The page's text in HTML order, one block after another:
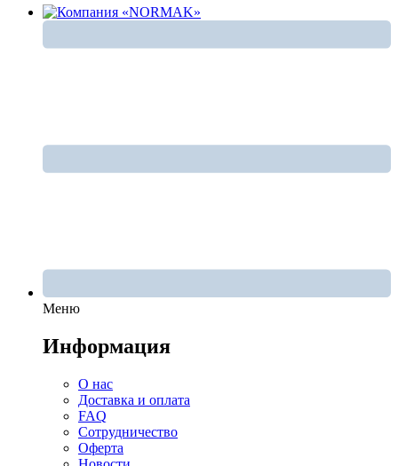
Меню
Информация
О нас
Доставка и оплата
FAQ
Сотрудничество
Оферта